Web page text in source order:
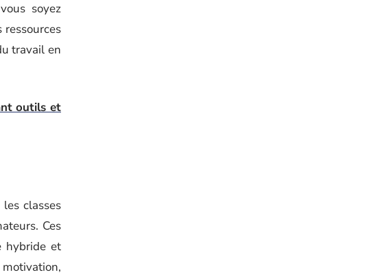
soyez
ressources
travail en
outils et
classes
Ces
hybride et